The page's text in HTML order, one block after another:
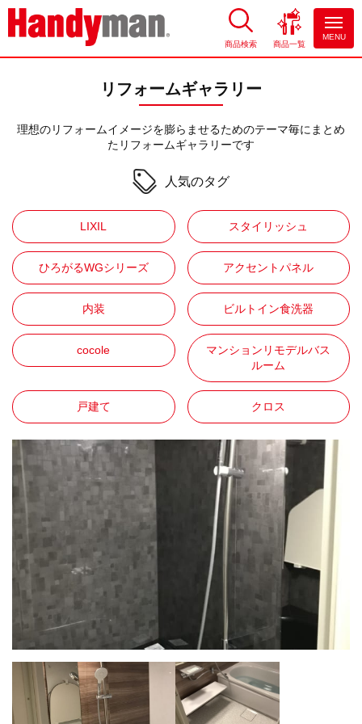
お風呂やキッチンのリフォーム
商品検索 商品一覧
MENU
リフォームギャラリー
理想のリフォームイメージを膨らませるためのテーマ毎にまとめ
たリフォームギャラリーです
人気のタグ
LIXIL スタイリッシュ
ひろがるWGシリーズ アクセントパネル
内装 ビルトイン食洗器
cocole
マンションリモデルバス
ルーム
戸建て クロス